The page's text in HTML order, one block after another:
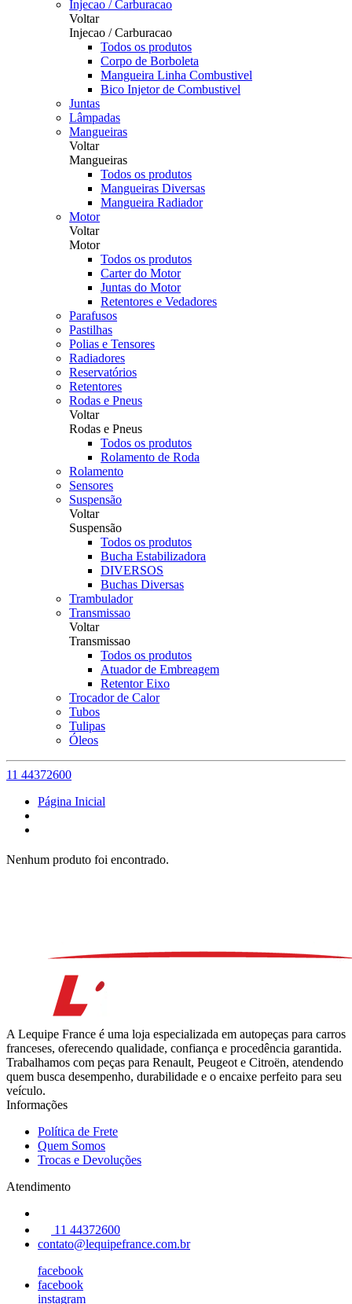
Injecao / Carburacao
Voltar
Injecao / Carburacao
Todos os produtos
Corpo de Borboleta
Mangueira Linha Combustivel
Bico Injetor de Combustivel
Juntas
Lâmpadas
Mangueiras
Voltar
Mangueiras
Todos os produtos
Mangueiras Diversas
Mangueira Radiador
Motor
Voltar
Motor
Todos os produtos
Carter do Motor
Juntas do Motor
Retentores e Vedadores
Parafusos
Pastilhas
Polias e Tensores
Radiadores
Reservatórios
Retentores
Rodas e Pneus
Voltar
Rodas e Pneus
Todos os produtos
Rolamento de Roda
Rolamento
Sensores
Suspensão
Voltar
Suspensão
Todos os produtos
Bucha Estabilizadora
DIVERSOS
Buchas Diversas
Trambulador
Transmissao
Voltar
Transmissao
Todos os produtos
Atuador de Embreagem
Retentor Eixo
Trocador de Calor
Tubos
Tulipas
Óleos
11 44372600
Página Inicial
Nenhum produto foi encontrado.
A Lequipe France é uma loja especializada em autopeças para carros
franceses, oferecendo qualidade, confiança e procedência garantida.
Trabalhamos com peças para Renault, Peugeot e Citroën, atendendo
quem busca desempenho, durabilidade e o encaixe perfeito para seu
veículo.
Informações
Política de Frete
Quem Somos
Trocas e Devoluções
Atendimento
11 44372600
contato@lequipefrance.com.br
facebook
facebook
instagram